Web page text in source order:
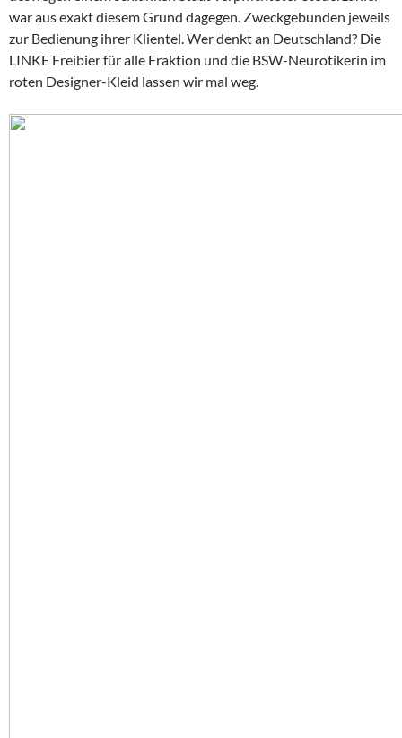
war aus exakt diesem Grund dagegen. Zweckgebunden jeweils
zur Bedienung ihrer Klientel. Wer denkt an Deutschland? Die
LINKE Freibier für alle Fraktion und die BSW-Neurotikerin im
roten Designer-Kleid lassen wir mal weg.